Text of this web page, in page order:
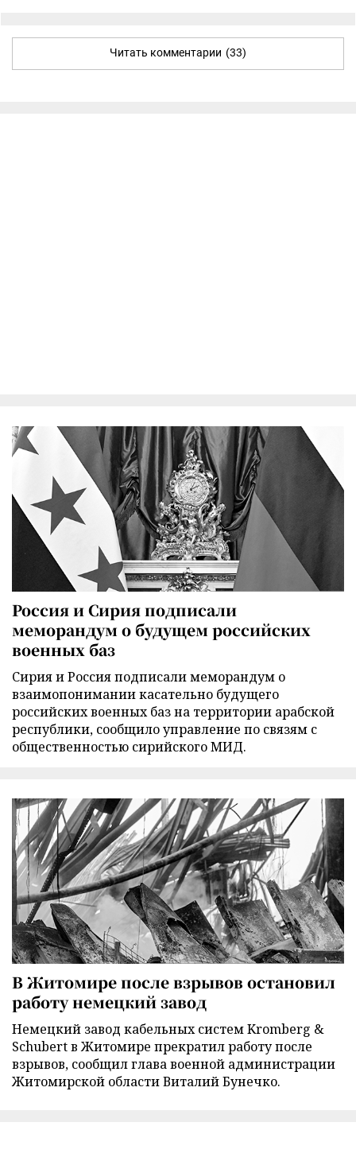
Читать комментарии (33)
Россия и Сирия подписали
меморандум о будущем российских
военных баз
Сирия и Россия подписали меморандум о
взаимопонимании касательно будущего
российских военных баз на территории арабской
республики, сообщило управление по связям с
общественностью сирийского МИД.
В Житомире после взрывов остановил
работу немецкий завод
Немецкий завод кабельных систем Kromberg &
Schubert в Житомире прекратил работу после
взрывов, сообщил глава военной администрации
Житомирской области Виталий Бунечко.